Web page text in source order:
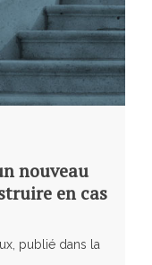
nouveau
en cas
publié dans la